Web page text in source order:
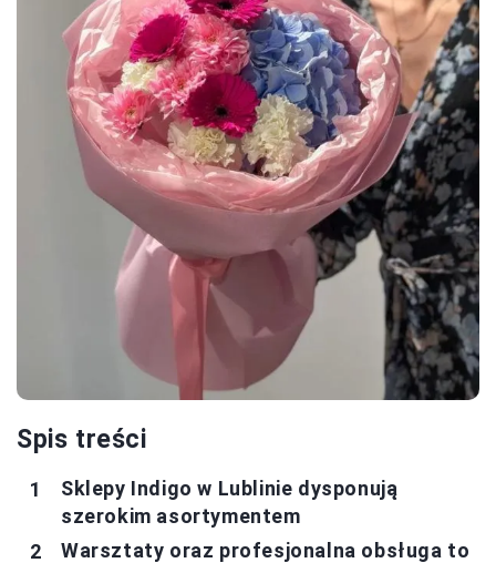
Spis treści
Sklepy Indigo w Lublinie dysponują
szerokim asortymentem
Warsztaty oraz profesjonalna obsługa to